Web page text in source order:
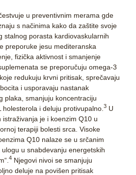
u preventivnim merama gde
s načinima kako da zaštite svoje
stalnog porasta kardiovaskularnih
preporuke jesu mediteranska
fizička aktivnost i smanjenje
se preporučujuomega-3
koje redukuju krvni pritisak, sprečavaju
i usporavaju nastanak
plaka, smanjuju koncentraciju
holesterola i deluju protivupalno.3 U
istraživanja je i koenzim Q10 u
terapiji bolesti srca. Visoke
Q10 nalaze se u srčanim
u snabdevanju energetskih
4 Njegovi nivoi se smanjuju
deluje na povišen pritisak